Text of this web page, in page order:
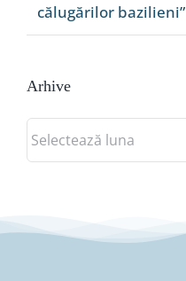
călugărilor bazilieni”
Arhive
Arhive